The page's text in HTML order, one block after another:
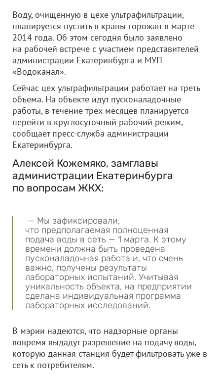
Воду, очищенную в цехе ультрафильтрации,
планируется пустить в краны горожан в марте
2014 года. Об этом сегодня было заявлено
на рабочей встрече с участием представителей
администрации Екатеринбурга и МУП
«Водоканал».
Сейчас цех ультрафильтрации работает на треть
объема. На объекте идут пусконаладочные
работы, в течение трех месяцев планируется
перейти в круглосуточный рабочий режим,
сообщает пресс-служба администрации
Екатеринбурга.
Алексей Кожемяко, замглавы
администрации Екатеринбурга
по вопросам ЖКХ:
— Мы зафиксировали,
что предполагаемая полноценная
подача воды в сеть — 1 марта. К этому
времени должна быть проведена
пусконаладочная работа и, что очень
важно, получены результаты
лабораторных испытаний. Учитывая
уникальность объекта, на предприятии
сделана индивидуальная программа
лабораторных исследований.
В мэрии надеются, что надзорные органы
вовремя выдадут разрешение на подачу воды,
которую данная станция будет фильтровать уже в
сеть к потребителям.